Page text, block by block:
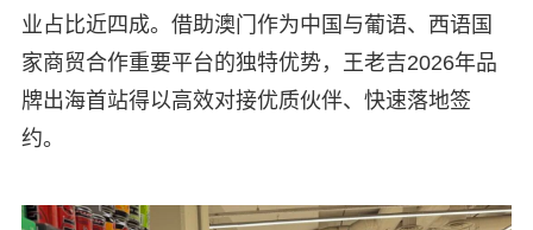
业占比近四成。借助澳门作为中国与葡语、西语国
家商贸合作重要平台的独特优势，王老吉2026年品
牌出海首站得以高效对接优质伙伴、快速落地签
约。